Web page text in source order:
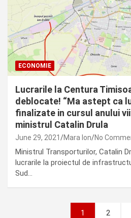
ECONOMIE
Lucrarile la Centura
deblocate! “Ma astept ca
finalizate in cursul anului
ministrul Catalin Drula
June 29, 2021 Mara Ion No
Ministrul Transporturilor, Catalin
lucrarile la proiectul de
Sud…
1 2